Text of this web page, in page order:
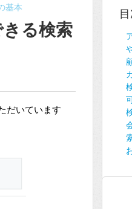
基本
る検索
だいています